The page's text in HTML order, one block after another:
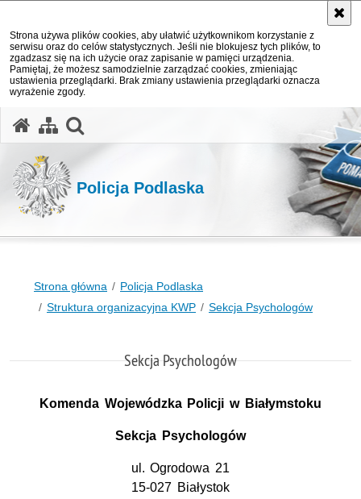
Strona używa plików cookies, aby ułatwić użytkownikom korzystanie z
serwisu oraz do celów statystycznych. Jeśli nie blokujesz tych plików, to
zgadzasz się na ich użycie oraz zapisanie w pamięci urządzenia.
Pamiętaj, że możesz samodzielnie zarządzać cookies, zmieniając
ustawienia przeglądarki. Brak zmiany ustawienia przeglądarki oznacza
wyrażenie zgody.
Policja Podlaska
Strona główna
Policja Podlaska
Struktura organizacyjna KWP
Sekcja Psychologów
Sekcja Psychologów
Komenda Wojewódzka Policji w Białymstoku
Sekcja Psychologów
ul. Ogrodowa 21
15-027 Białystok